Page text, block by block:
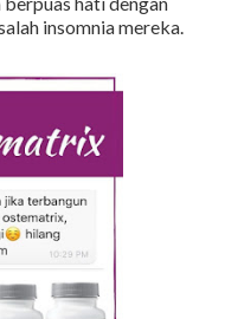
insomnia mereka.